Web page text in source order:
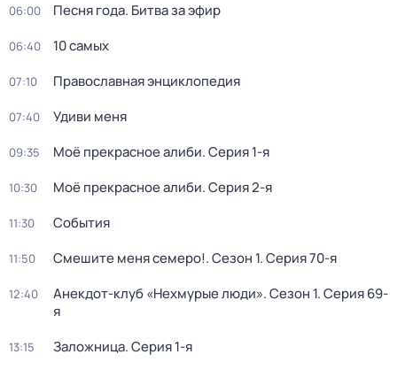
06:00 Песня года. Битва за эфир
06:40 10 самых
07:10 Православная энциклопедия
07:40 Удиви меня
09:35 Моё прекрасное алиби. Серия 1-я
10:30 Моё прекрасное алиби. Серия 2-я
11:30 События
11:50 Смешите меня семеро!. Сезон 1. Серия 70-я
12:40 Анекдот-клуб «Нехмурые люди». Сезон 1. Серия 69-
я
13:15 Заложница. Серия 1-я